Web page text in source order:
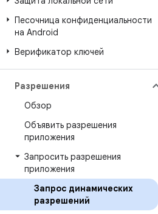
Песочница конфиденциальности
на Android
Верификатор ключей
Разрешения
Обзор
Объявить разрешения
приложения
Запросить разрешения
приложения
Запрос динамических
разрешений